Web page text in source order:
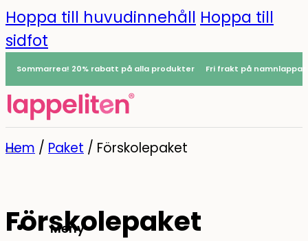
Hoppa till huvudinnehåll Hoppa till
sidfot
Sommarrea! 20% rabatt på alla produkter Fri frakt på namnlappar
Meny
Hem / Paket / Förskolepaket
Förskolepaket